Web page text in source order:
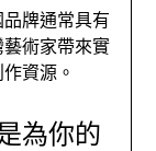
牌通常具有
術家帶來實
資源。
為你的